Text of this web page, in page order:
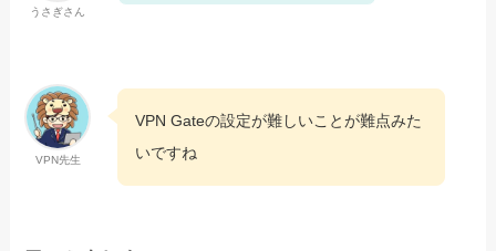
うさぎさん
VPN先生
VPN Gateの設定が難しいことが難点みた
いですね